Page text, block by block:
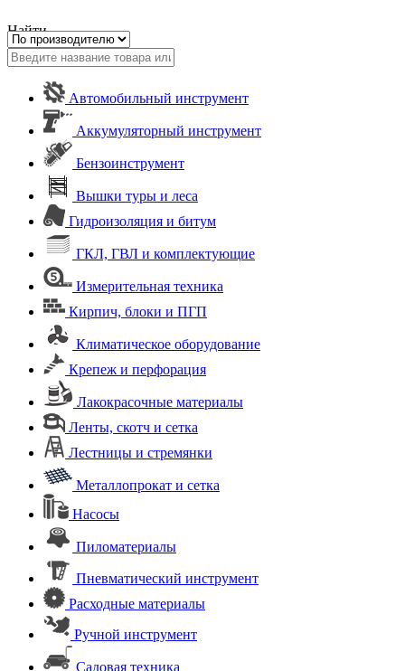
Найти
Автомобильный инструмент
Аккумуляторный инструмент
Бензоинструмент
Вышки туры и леса
Гидроизоляция и битум
ГКЛ, ГВЛ и комплектующие
Измерительная техника
Кирпич, блоки и ПГП
Климатическое оборудование
Крепеж и перфорация
Лакокрасочные материалы
Ленты, скотч и сетка
Лестницы и стремянки
Металлопрокат и сетка
Насосы
Пиломатериалы
Пневматический инструмент
Расходные материалы
Ручной инструмент
Садовая техника